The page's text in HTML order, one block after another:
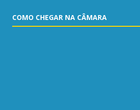
COMO CHEGAR NA CÂMARA